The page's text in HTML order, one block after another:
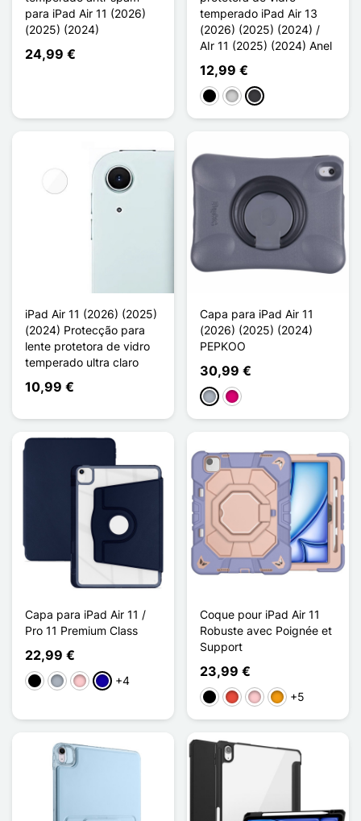
para iPad Air 11 (2026)
(2025) (2024)
24,99 €
temperado iPad Air 13
(2026) (2025) (2024) /
AIr 11 (2025) (2024) Anel
12,99 €
PretoPrataGradient
iPad Air 11 (2026) (2025)
(2024) Protecção para
lente protetora de vidro
temperado ultra claro
10,99 €
Capa para iPad Air 11
(2026) (2025) (2024)
PEPKOO
30,99 €
CinzentoMagenta
Capa para iPad Air 11 /
Pro 11 Premium Class
22,99 €
PretoCinzento
RosaAzul Escuro
+4
Coque pour iPad Air 11
Robuste avec Poignée et
Support
23,99 €
PretoVermelho
RosaLaranja
+5